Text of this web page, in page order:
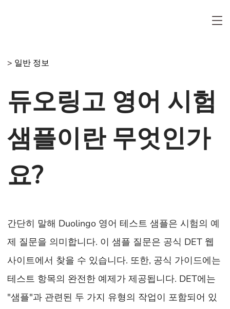
> 일반 정보
듀오링고 영어 시험
샘플이란 무엇인가
요?
간단히 말해 Duolingo 영어 테스트 샘플은 시험의 예
제 질문을 의미합니다. 이 샘플 질문은 공식 DET 웹
사이트에서 찾을 수 있습니다. 또한, 공식 가이드에는
테스트 항목의 완전한 예제가 제공됩니다. DET에는
"샘플"과 관련된 두 가지 유형의 작업이 포함되어 있